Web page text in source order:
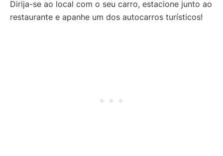
Dirija-se ao local com o seu carro, estacione junto ao
restaurante e apanhe um dos autocarros turísticos!